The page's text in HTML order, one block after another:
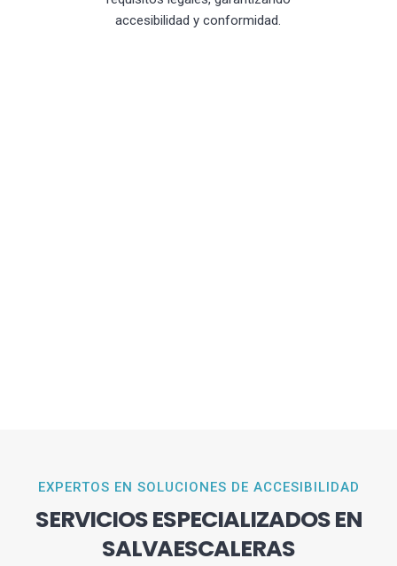
accesibilidad y conformidad.
EXPERTOS EN SOLUCIONES DE ACCESIBILIDAD
SERVICIOS ESPECIALIZADOS EN
SALVAESCALERAS